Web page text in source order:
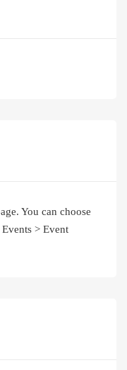
You can choose
> Event